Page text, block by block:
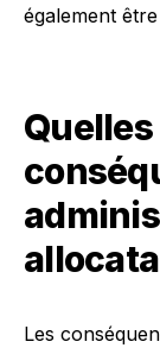
également
Les